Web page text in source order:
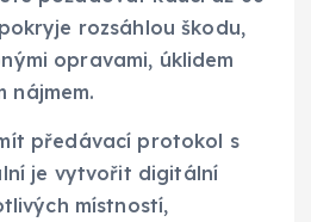
rozsáhlou škodu,
opravami, úklidem
nájmem.
předávací protokol s
je vytvořit digitální
místností,